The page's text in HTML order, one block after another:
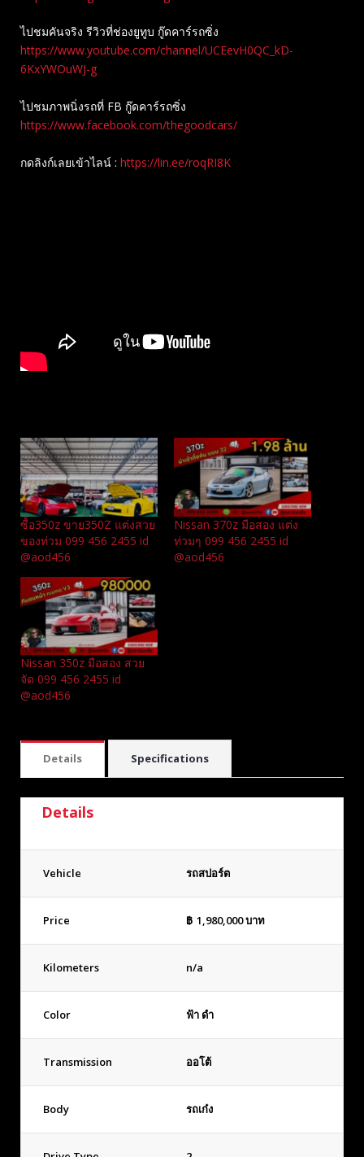
ไปชมคันจริง รีวิวที่ช่องยู​ทูบ​ กู๊ดคาร์รถซิ่ง
https://www.youtube.com/channel/UCEevH0QC_kD-
6KxYWOuWJ-g
ไปชมภาพนิ่งรถที่ FB กู๊ดคาร์รถซิ่ง
https://www.facebook.com/thegoodcars/
กดลิงก์เลยเข้าไลน์ : https://lin.ee/roqRI8K
ซื้อ350z ขาย350Z แต่งสวย
ของท่วม 099 456 2455 id
@aod456
Nissan 370z มือสอง แต่ง
ท่วมๆ 099 456 2455 id
@aod456
Nissan 350z มือสอง สวย
จัด 099 456 2455 id
@aod456
Details Specifications
Details
Vehicle รถสปอร์ต
Price ฿ 1,980,000บาท
Kilometers n/a
Color ฟ้า ดำ
Transmission ออโต้
Body รถเก๋ง